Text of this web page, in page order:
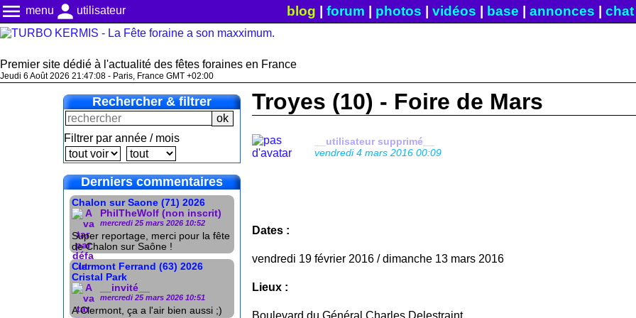
menu menu person utilisateur blog forum photos vidéos base annonces chat|
Premier site dédié à l'actualité des fêtes foraines en France
Jeudi 6 Août 2026 21:47:09 - Paris, France GMT +02:00
Rechercher & filtrer
Filtrer par année / mois
Derniers commentaires
Chalon sur Saone (71) 2026
PhilTheWolf (non inscrit)
mercredi 25 mars 2026 10:52
Super reportage, merci pour la fête
de Chalon sur Saône !
Clermont Ferrand (63) 2026
Cristal Park
__invité__
mercredi 25 mars 2026 10:51
A Clermont, ça a l'air bien aussi ;)
Troyes (10) - Foire de Mars
__utilisateur supprimé__
vendredi 4 mars 2016 00:09
Dates :
vendredi 19 février 2016 / dimanche 13 mars 2016
Lieux :